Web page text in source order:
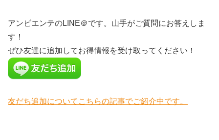
アンビエンテのLINE＠です。山手がご質問にお答えしま
す！
ぜひ友達に追加してお得情報を受け取ってください！
友だち追加についてこちらの記事でご紹介中です。